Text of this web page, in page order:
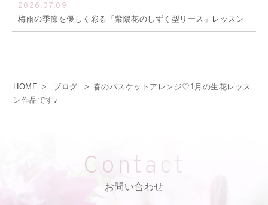
2026.07.09
梅雨の季節を優しく彩る「紫陽花のしずく型リース」レッスン
HOME > ブログ > 春のバスケットアレンジ♡1月の生花レッス
ン作品です♪
Contact
お問い合わせ